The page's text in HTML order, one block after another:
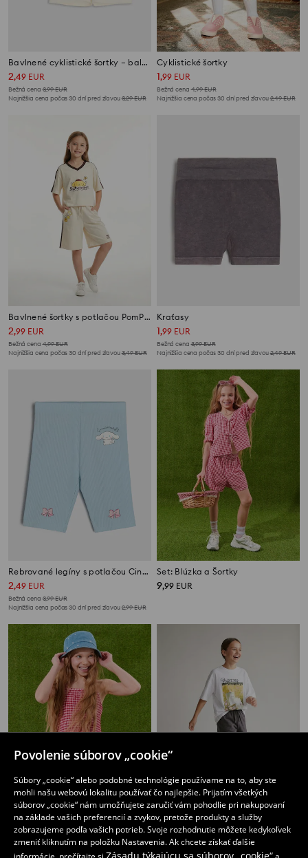
Povolenie súborov „cookie“
Súbory „cookie“ alebo podobné technológie používame na to, aby ste
mohli našu webovú lokalitu používať čo najlepšie. Prijatím všetkých
súborov „cookie“ nám umožňujete zaručiť vám pohodlie pri nakupovaní
na základe vašich preferencií a zvykov, pretože produkty a služby
zobrazujeme podľa vašich potrieb. Svoje rozhodnutie môžete kedykoľvek
zmeniť kliknutím na položku Nastavenia. Ak chcete získať ďalšie
Bavlnené cyklistické šortky – balenie 2 ks
2,49 EUR
Bežná cena 3,99EUR
Najnižšia cena počas 30 dní pred zľavou3,29EUR
Cyklistické šortky
1,99 EUR
Bežná cena 4,99EUR
Najnižšia cena počas 30 dní pred zľavou2,49EUR
Bavlnené šortky s potlačou PomPomPurin
2,99 EUR
Bežná cena 4,99EUR
Najnižšia cena počas 30 dní pred zľavou3,49EUR
Kraťasy
1,99 EUR
Bežná cena 3,99EUR
Najnižšia cena počas 30 dní pred zľavou2,49EUR
Rebrované legíny s potlačou Cinnamoroll
2,49 EUR
Bežná cena 3,99EUR
Najnižšia cena počas 30 dní pred zľavou2,99EUR
Set: Blúzka a Šortky
9,99 EUR
Šaty na ramienkach v kockovanom vzore
4,99 EUR
Bežná cena7,99
Voľné šortky s bavlnou
2, 49 EUR
Bežná cena3,99 EUR